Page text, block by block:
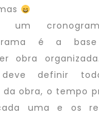
um
é a
obra
definir
da obra, o tempo
uma e os